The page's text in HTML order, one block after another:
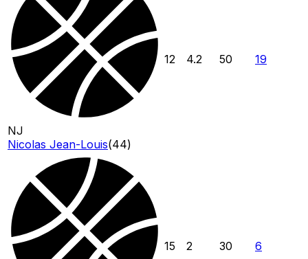
NJ
Nicolas Jean-Louis(44)
12 4.2 50 19
15 2 30 6